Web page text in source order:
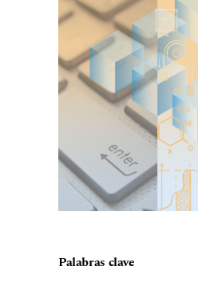
Palabras clave